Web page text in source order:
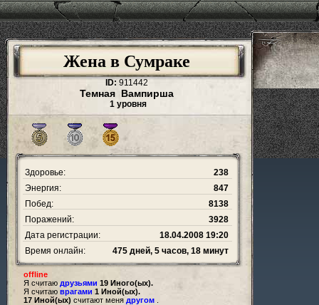
Жена в Сумраке
ID: 911442
Темная Вампирша
1 уровня
Здоровье:
238
Энергия:
847
Побед:
8138
Поражений:
3928
Дата регистрации:
18.04.2008 19:20
Время онлайн:
475 дней, 5 часов, 18 минут
offline
Я считаю друзьями 19 Иного(ых).
Я считаю врагами 1 Иной(ых).
17 Иной(ых) считают меня другом